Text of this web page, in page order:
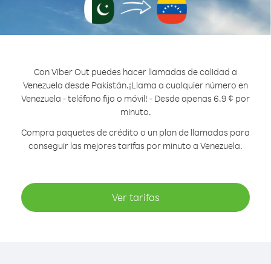
Con Viber Out puedes hacer llamadas de calidad a
Venezuela desde Pakistán.¡Llama a cualquier número en
Venezuela - teléfono fijo o móvil! - Desde apenas 6.9 ¢ por
minuto.
Compra paquetes de crédito o un plan de llamadas para
conseguir las mejores tarifas por minuto a Venezuela.
Ver tarifas